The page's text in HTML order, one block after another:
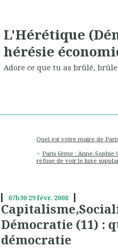
L'Hérétique
hérésie
Adore ce que tu as brûlé,
Quel est votre maire de
Paris 6ème : Anne-
refuse de voir le luxe
07h30 29févr. 2008
Démocratie (11) :
démocratie